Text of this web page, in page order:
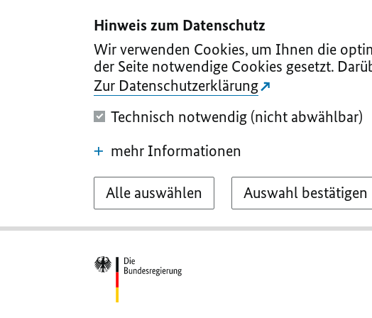
Hinweis zum Datenschutz
Wir verwenden Cookies, um Ihnen die
der Seite notwendige Cookies gesetzt.
Zur Datenschutzerklärung
Technisch notwendig (nicht abwählbar)
mehr Informationen
Alle auswählen Auswahl bestätigen